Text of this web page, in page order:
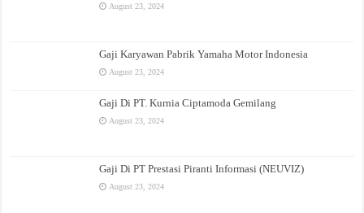
August 23, 2024
Gaji Karyawan Pabrik Yamaha Motor Indonesia
August 23, 2024
Gaji Di PT. Kurnia Ciptamoda Gemilang
August 23, 2024
Gaji Di PT Prestasi Piranti Informasi (NEUVIZ)
August 23, 2024